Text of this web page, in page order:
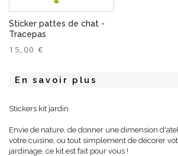
Sticker pattes de chat -
Tracepas
15,00 €
En savoir plus
Stickers kit jardin
Envie de nature, de donner une dimension
votre cuisine, ou tout simplement de décorer
jardinage, ce kit est fait pour vous !